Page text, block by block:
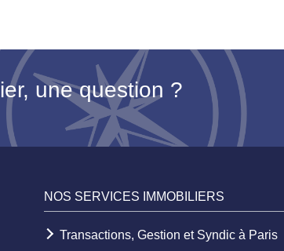
une question ?
NOS SERVICES IMMOBILIERS
Transactions, Gestion et Syndic à Paris